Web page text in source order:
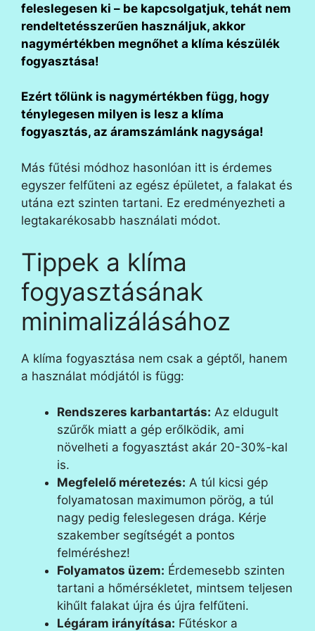
feleslegesen ki – be kapcsolgatjuk, tehát nem
rendeltetésszerűen használjuk, akkor
nagymértékben megnőhet a klíma készülék
fogyasztása!
Ezért tőlünk is nagymértékben függ, hogy
ténylegesen milyen is lesz a klíma
fogyasztás, az áramszámlánk nagysága!
Más fűtési módhoz hasonlóan itt is érdemes
egyszer felfűteni az egész épületet, a falakat és
utána ezt szinten tartani. Ez eredményezheti a
legtakarékosabb használati módot.
Tippek a klíma
fogyasztásának
minimalizálásához
A klíma fogyasztása nem csak a géptől, hanem
a használat módjától is függ:
Rendszeres karbantartás: Az eldugult
szűrők miatt a gép erőlködik, ami
növelheti a fogyasztást akár 20-30%-kal
is.
Megfelelő méretezés: A túl kicsi gép
folyamatosan maximumon pörög, a túl
nagy pedig feleslegesen drága. Kérje
szakember segítségét a pontos
felméréshez!
Folyamatos üzem: Érdemesebb szinten
tartani a hőmérsékletet, mintsem teljesen
kihűlt falakat újra és újra felfűteni.
Légáram irányítása: Fűtéskor a